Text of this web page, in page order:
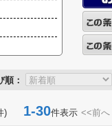
順：
) 1-30件表示 <<前へ